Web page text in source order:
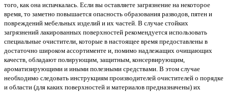
того, как она испачкалась. Если вы оставляете загрязнение на некоторое
время, то заметно повышается опасность образования разводов, пятен и
повреждений мебельных изделий и их частей. В случае стойких
загрязнений лакированных поверхностей рекомендуется использовать
специальные очистители, которые в настоящее время предоставлены в
достаточно широком ассортименте и, помимо надлежащих очищающих
качеств, обладают полирующим, защитным, консервирующим,
ароматизирующими и иными полезными средствами. В этом случае
необходимо следовать инструкциям производителей очистителей о порядке
и области (для каких поверхностей и материалов предназначены) их